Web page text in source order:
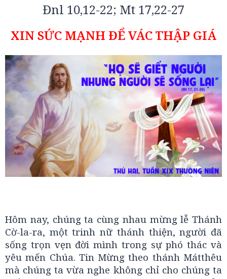
Đnl 10,12-22; Mt 17,22-27
XIN SỨC MẠNH ĐỂ VÁC THẬP GIÁ
Hôm nay, chúng ta cùng nhau mừng lễ Thánh
Cờ-la-ra, một trinh nữ thánh thiện, người đã
sống trọn vẹn đời mình trong sự phó thác và
yêu mến Chúa. Tin Mừng theo thánh Mátthêu
mà chúng ta vừa nghe không chỉ cho chúng ta